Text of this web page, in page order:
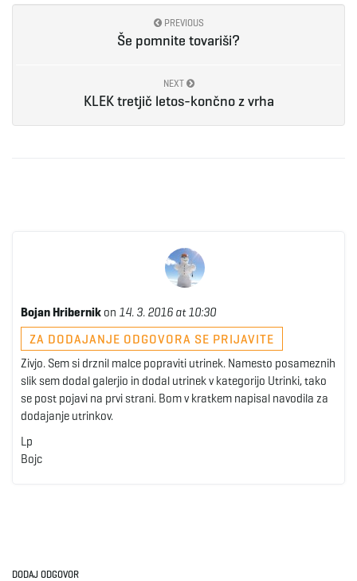
PREVIOUS
Še pomnite tovariši?
NEXT
KLEK tretjič letos-končno z vrha
Bojan Hribernik on 14. 3. 2016 at 10:30
ZA DODAJANJE ODGOVORA SE PRIJAVITE
Zivjo. Sem si drznil malce popraviti utrinek. Namesto posameznih
slik sem dodal galerjio in dodal utrinek v kategorijo Utrinki, tako
se post pojavi na prvi strani. Bom v kratkem napisal navodila za
dodajanje utrinkov.
Lp
Bojc
DODAJ ODGOVOR